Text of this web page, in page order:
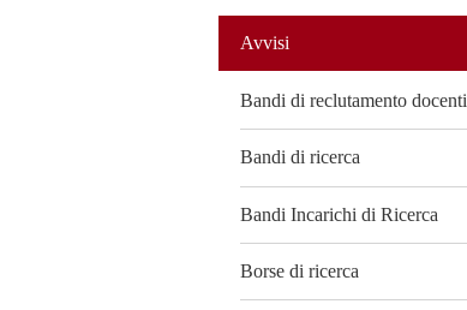
Avvisi
Bandi di reclutamento docenti
Bandi di ricerca
Bandi Incarichi di Ricerca
Borse di ricerca